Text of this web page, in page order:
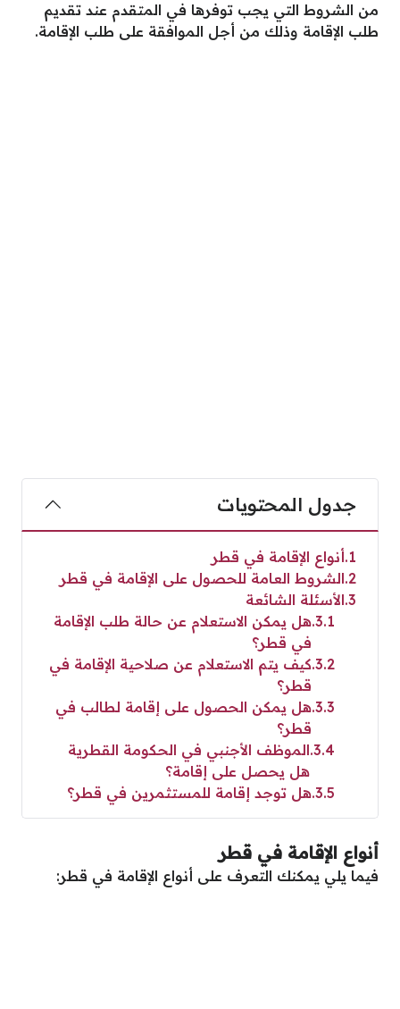
من الشروط التي يجب توفرها في المتقدم عند تقديم
طلب الإقامة وذلك من أجل الموافقة على طلب الإقامة.
جدول المحتويات
1 أنواع الإقامة في قطر
2 الشروط العامة للحصول على الإقامة في قطر
3 الأسئلة الشائعة
3.1 هل يمكن الاستعلام عن حالة طلب الإقامة
في قطر؟
3.2 كيف يتم الاستعلام عن صلاحية الإقامة في
قطر؟
3.3 هل يمكن الحصول على إقامة لطالب في
قطر؟
3.4 الموظف الأجنبي في الحكومة القطرية
هل يحصل على إقامة؟
3.5 هل توجد إقامة للمستثمرين في قطر؟
أنواع الإقامة في قطر
فيما يلي يمكنك التعرف على أنواع الإقامة في قطر: